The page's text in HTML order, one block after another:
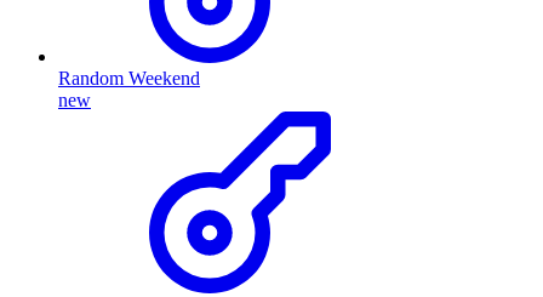
Random Weekend
new